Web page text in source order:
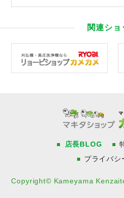
関連ショ
店長BLOG
プライバシ
Copyright© Kameyama